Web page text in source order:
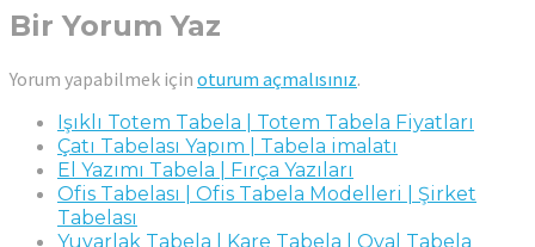
Bir Yorum Yaz
Yorum yapabilmek için oturum açmalısınız.
Işıklı Totem Tabela | Totem Tabela Fiyatları
Çatı Tabelası Yapım | Tabela imalatı
El Yazımı Tabela | Fırça Yazıları
Ofis Tabelası | Ofis Tabela Modelleri | Şirket
Tabelası
Yuvarlak Tabela | Kare Tabela | Oval Tabela